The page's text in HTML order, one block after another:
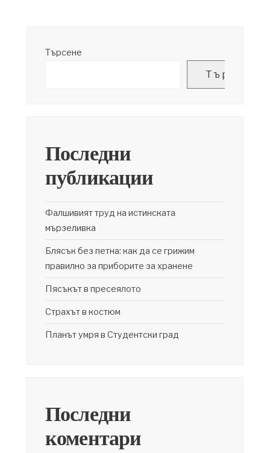
Търсене
Търсене
Последни
публикации
Фалшивият труд на истинската
мързеливка
Блясък без петна: как да се грижим
правилно за приборите за хранене
Пясъкът в пресеялото
Страхът в костюм
Планът умря в Студентски град
Последни
коментари